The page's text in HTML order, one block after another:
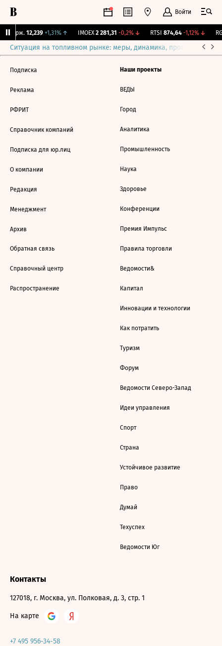
Войти
Бирж. 12,239 +1,31%↑ IMOEX 2 281,31 -0,2%↓ RTSI 874,64 -1,12%↓
Ситуация на топливном рынке: меры, динамика, прогнозы
Подписка
Реклама
РФРИТ
Справочник компаний
Подписка для юр.лиц
О компании
Редакция
Менеджмент
Архив
Обратная связь
Справочный центр
Распространение
Наши проекты
ВЕДЫ
Город
Аналитика
Промышленность
Наука
Здоровье
Конференции
Премия Импульс
Правила торговли
Ведомости&
Капитал
Инновации и технологии
Как потратить
Туризм
Форум
Ведомости Северо-Запад
Идеи управления
Спорт
Страна
Устойчивое развитие
Право
Думай
Техуспех
Ведомости Юг
Контакты
127018, г. Москва, ул. Полковая, д. 3, стр. 1
На карте
+7 495 956-34-58